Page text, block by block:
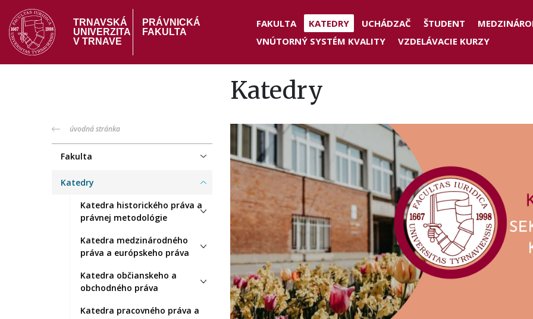
Skočiť
na
hlavný
obsah
TRNAVSKÁ
UNIVERZITA
V TRNAVE
PRÁVNICKÁ
FAKULTA
Header
menu
FAKULTA KATEDRY UCHÁDZAČ ŠTUDENT
VNÚTORNÝ SYSTÉM KVALITY
VZDELÁVACIE KURZY
Katedry
PF
menu
úvodná stránka
Fakulta
Katedry
Katedra historického práva a
právnej metodológie
Katedra medzinárodného
práva a európskeho práva
Katedra občianskeho a
obchodného práva
Katedra pracovného práva a